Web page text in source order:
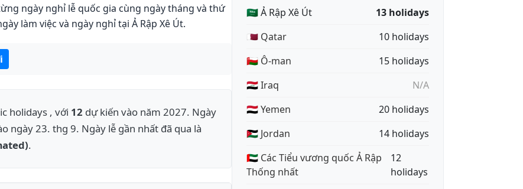
ngày nghỉ lễ quốc gia cùng ngày tháng và thứ
làm việc và ngày nghỉ tại Ả Rập Xê Út.
holidays , với 12 dự kiến vào năm 2027. Ngày
ngày 23. thg 9. Ngày lễ gần nhất đã qua là
.
🇸🇦 Ả Rập Xê Út
13 holidays
🇶🇦 Qatar
10 holidays
🇴🇲 Ô-man
15 holidays
🇮🇶 Iraq
N/A
🇾🇪 Yemen
20 holidays
🇯🇴 Jordan
14 holidays
🇦🇪 Các Tiểu vương quốc Ả Rập
Thống nhất
12
holidays